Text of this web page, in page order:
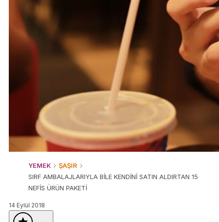
YEMEK
ŞAŞIR
SIRF AMBALAJLARIYLA BİLE KENDİNİ SATIN ALDIRTAN 15
NEFİS ÜRÜN PAKETİ
14 Eylül 2018